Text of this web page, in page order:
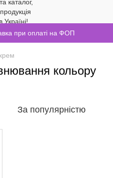
при оплаті на ФОП
кольору
За популярністю